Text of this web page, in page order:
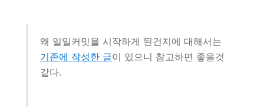
왜 일일커밋을 시작하게 된건지에 대해서는
기존에 작성한 글이 있으니 참고하면 좋을것
같다.